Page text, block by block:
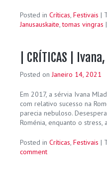
Posted in Críticas, Festivais |
Janusauskaite,tomas vingras |
| CRÍTICAS |
Posted onJaneiro 14, 2021
Em 2017, a sérvia Ivana
com relativo sucesso na
parecia nebuloso.
Roménia, enquanto o
Posted in Críticas, Festivais |
comment